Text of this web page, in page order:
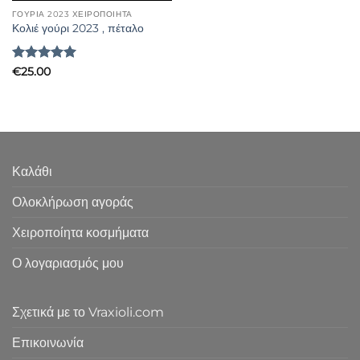
ΓΟΎΡΙΑ 2023 ΧΕΙΡΟΠΟΊΗΤΑ
Κολιέ γούρι 2023 , πέταλο
Βαθμολογήθηκε
€25.00
Καλάθι
Ολοκλήρωση αγοράς
Χειροποίητα κοσμήματα
Ο λογαριασμός μου
Σχετικά με το Vraxioli.com
Επικοινωνία